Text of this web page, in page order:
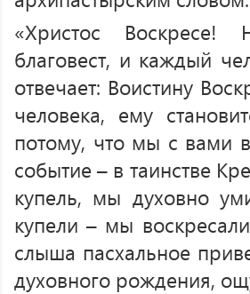
«Христос Воскресе!
благовест, и каждый
отвечает: Воистину
человека, ему
потому, что мы с вами
событие – в таинстве
купель, мы духовно
купели – мы
слыша пасхальное
духовного рождения,